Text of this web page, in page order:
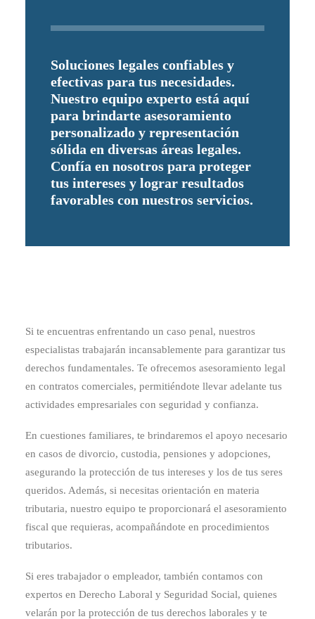
Soluciones legales confiables y
efectivas para tus necesidades.
Nuestro equipo experto está aquí
para brindarte asesoramiento
personalizado y representación
sólida en diversas áreas legales.
Confía en nosotros para proteger
tus intereses y lograr resultados
favorables con nuestros servicios.
Si te encuentras enfrentando un caso penal, nuestros
especialistas trabajarán incansablemente para garantizar tus
derechos fundamentales. Te ofrecemos asesoramiento legal
en contratos comerciales, permitiéndote llevar adelante tus
actividades empresariales con seguridad y confianza.
En cuestiones familiares, te brindaremos el apoyo necesario
en casos de divorcio, custodia, pensiones y adopciones,
asegurando la protección de tus intereses y los de tus seres
queridos. Además, si necesitas orientación en materia
tributaria, nuestro equipo te proporcionará el asesoramiento
fiscal que requieras, acompañándote en procedimientos
tributarios.
Si eres trabajador o empleador, también contamos con
expertos en Derecho Laboral y Seguridad Social, quienes
velarán por la protección de tus derechos laborales y te